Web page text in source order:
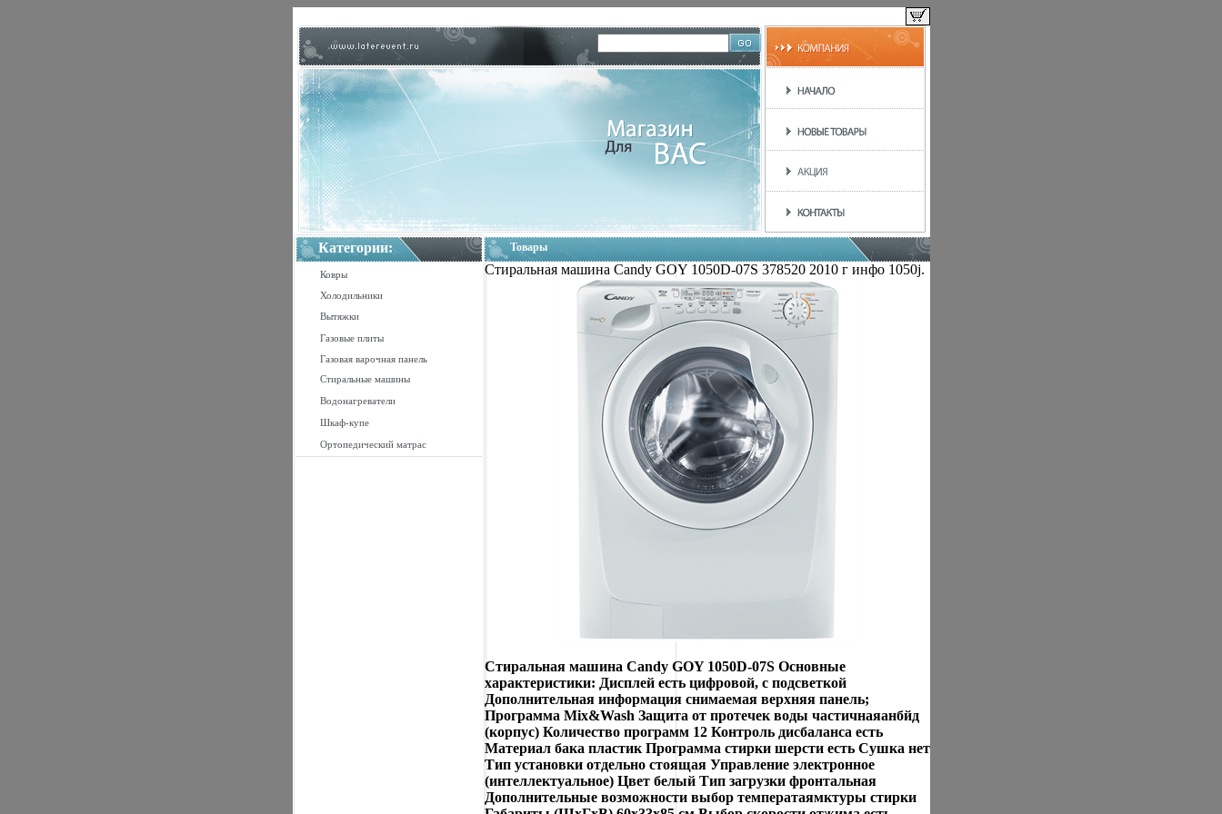
Категории:
Ковры
Холодильники
Вытяжки
Газовые плиты
Газовая варочная панель
Стиральные машины
Водонагреватели
Шкаф-купе
Ортопедический матрас
Товары
Стиральная машина Candy GOY 1050D-07S 378520 2010 г инфо 1050j.
Стиральная машина Candy GOY 1050D-07S Основные
характеристики: Дисплей есть цифровой, с подсветкой
Дополнительная информация снимаемая верхняя панель;
Программа Mix&Wash Защита от протечек воды частичнаяанбйд
(корпус) Количество программ 12 Контроль дисбаланса есть
Материал бака пластик Программа стирки шерсти есть Сушка нет
Тип установки отдельно стоящая Управление электронное
(интеллектуальное) Цвет белый Тип загрузки фронтальная
Дополнительные возможности выбор температаямктуры стирки